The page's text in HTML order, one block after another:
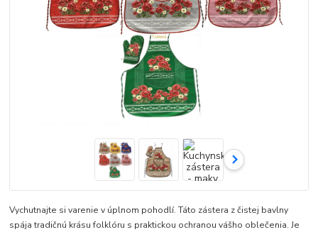
Vychutnajte si varenie v úplnom pohodlí. Táto zástera z čistej bavlny
spája tradičnú krásu folklóru s praktickou ochranou vášho oblečenia. Je